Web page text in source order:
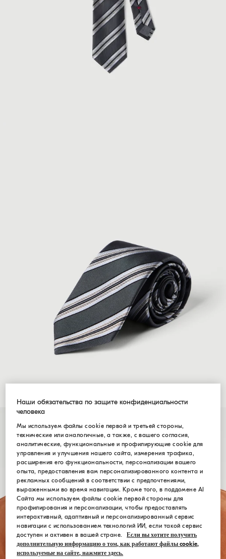
Наши обязательства по защите конфиденциальности
человека
Мы используем файлы cookie первой и третьей стороны,
технические или аналогичные, а также, с вашего согласия,
аналитические, функциональные и профилирующие cookie для
управления и улучшения нашего сайта, измерения трафика,
расширения его функциональности, персонализации вашего
опыта, предоставления вам персонализированного контента и
рекламных сообщений в соответствии с предпочтениями,
выраженными во время навигации. Кроме того, в поддомене AI
Сайта мы используем файлы cookie первой стороны для
профилирования и персонализации, чтобы предоставлять
интерактивный, адаптивный и персонализированный сервис
навигации с использованием технологий ИИ, если такой сервис
доступен и активен в вашей стране.
Если вы хотите получить
дополнительную информацию о том, как работают файлы cookie,
используемые на сайте, нажмите здесь.